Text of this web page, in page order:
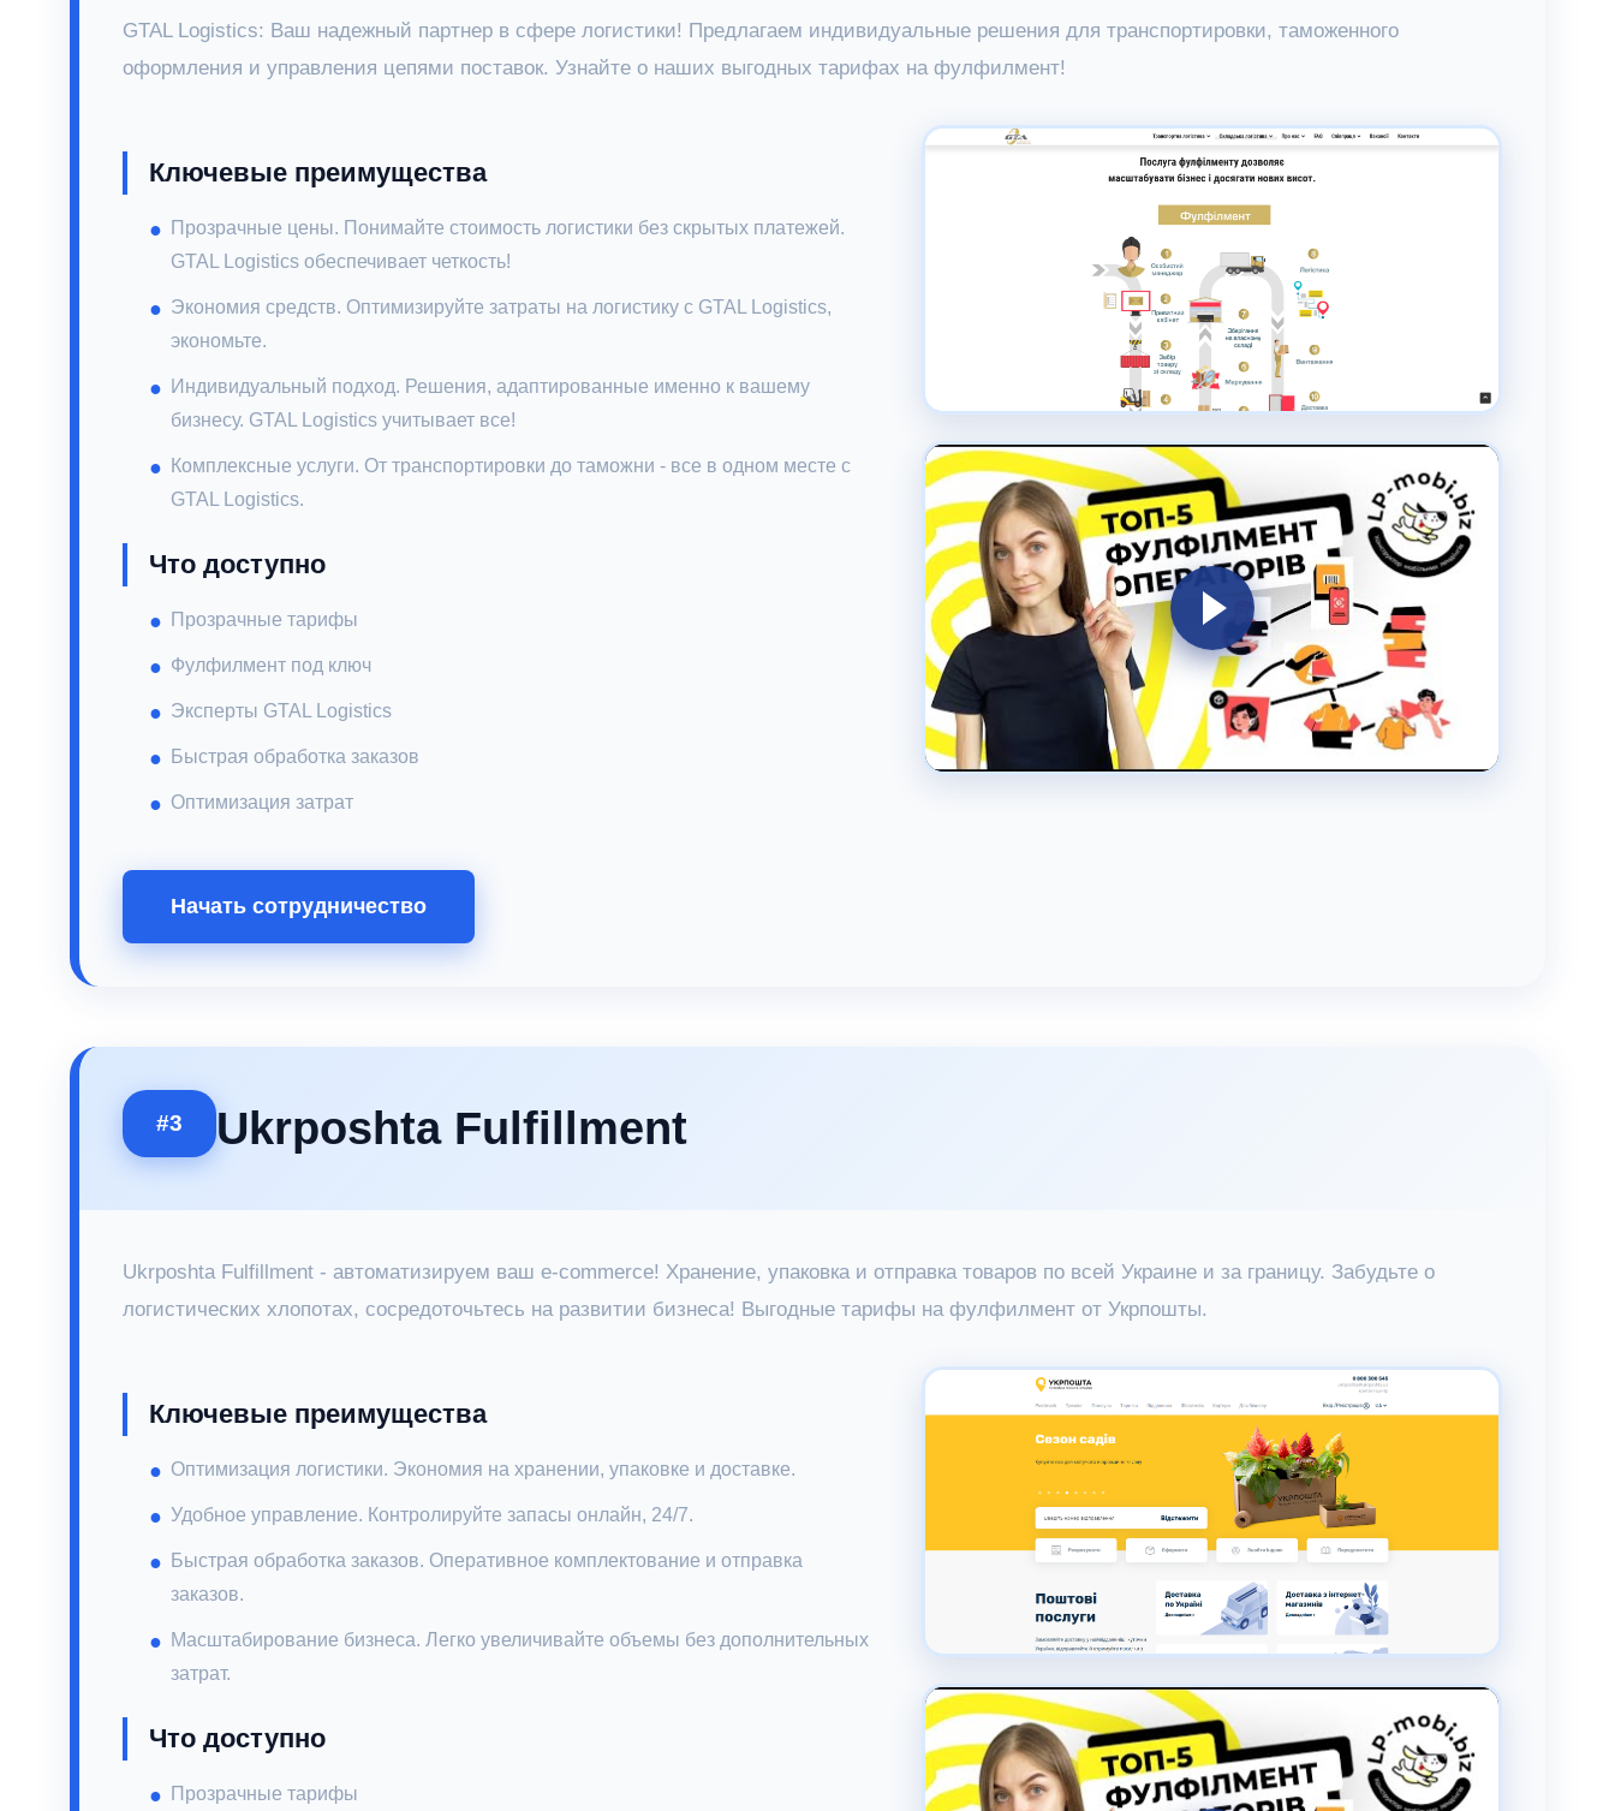
GTAL Logistics: Ваш надежный партнер в сфере логистики! Предлагаем индивидуальные решения для транспортировки, таможенного
оформления и управления цепями поставок. Узнайте о наших выгодных тарифах на фулфилмент!
Ключевые преимущества
Прозрачные цены. Понимайте стоимость логистики без скрытых платежей.
GTAL Logistics обеспечивает четкость!
Экономия средств. Оптимизируйте затраты на логистику с GTAL Logistics,
экономьте.
Индивидуальный подход. Решения, адаптированные именно к вашему
бизнесу. GTAL Logistics учитывает все!
Комплексные услуги. От транспортировки до таможни - все в одном месте с
GTAL Logistics.
Что доступно
Прозрачные тарифы
Фулфилмент под ключ
Эксперты GTAL Logistics
Быстрая обработка заказов
Оптимизация затрат
Начать сотрудничество
#3 Ukrposhta Fulfillment
Ukrposhta Fulfillment - автоматизируем ваш e-commerce! Хранение, упаковка и отправка товаров по всей Украине и за границу. Забудьте о
логистических хлопотах, сосредоточьтесь на развитии бизнеса! Выгодные тарифы на фулфилмент от Укрпошты.
Ключевые преимущества
Оптимизация логистики. Экономия на хранении, упаковке и доставке.
Удобное управление. Контролируйте запасы онлайн, 24/7.
Быстрая обработка заказов. Оперативное комплектование и отправка
заказов.
Масштабирование бизнеса. Легко увеличивайте объемы без дополнительных
затрат.
Что доступно
Прозрачные тарифы